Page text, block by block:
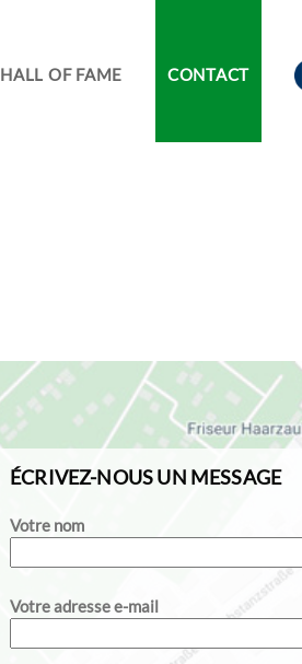
HALL OF FAME CONTACT
ÉCRIVEZ-NOUS UN MESSAGE
Votre nom
Votre adresse e-mail